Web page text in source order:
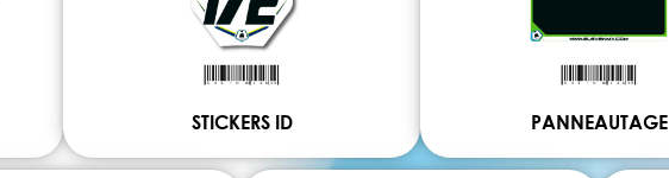
STICKERS ID PANNEAUTAGE